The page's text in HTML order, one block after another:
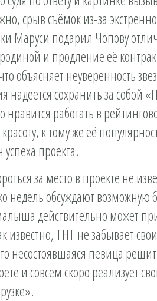
срыв съёмок из-за
Маруси подарил Чопову
и продление её
объясняет неуверенность
сохранить за собой
нравится работать в
к тому же её
проекта.
за место в проекте не
недель обсуждают возможную
действительно может
известно, ТНТ не забывает
несостоявшаяся певица
и совсем скоро реализует